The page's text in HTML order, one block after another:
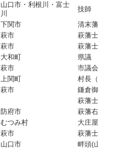
山口市・利根川・富士
川
技師
下関市
清末藩主
萩市
萩藩士（手廻組
萩市
萩藩士
大和町
県議
萩市
市議会議員（萩
上関町
村長（上関村）
萩市
鎌倉御家人・地
萩藩士（大組）
防府市
萩藩右田毛利家
むつみ村
大庄屋・算用師
萩市
萩藩士(無給通)
山口市
畔頭(山口宰判深